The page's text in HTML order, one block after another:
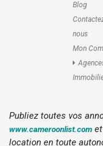
Blog
nous
Mon
Publiez toutes vos
www.cameroonlist.com
location en toute